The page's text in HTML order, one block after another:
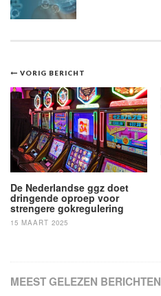
Bericht
navigatie
VORIG BERICHT
De Nederlandse ggz doet
dringende oproep voor
strengere gokregulering
15 MAART 2025
MEEST GELEZEN BERICHTEN